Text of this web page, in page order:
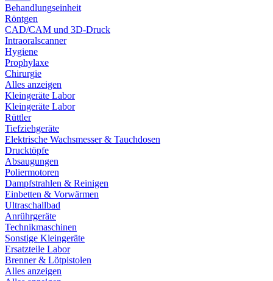
Behandlungseinheit
Röntgen
CAD/CAM und 3D-Druck
Intraoralscanner
Hygiene
Prophylaxe
Chirurgie
Alles anzeigen
Kleingeräte Labor
Kleingeräte Labor
Rüttler
Tiefziehgeräte
Elektrische Wachsmesser & Tauchdosen
Drucktöpfe
Absaugungen
Poliermotoren
Dampfstrahlen & Reinigen
Einbetten & Vorwärmen
Ultraschallbad
Anrührgeräte
Technikmaschinen
Sonstige Kleingeräte
Ersatzteile Labor
Brenner & Lötpistolen
Alles anzeigen